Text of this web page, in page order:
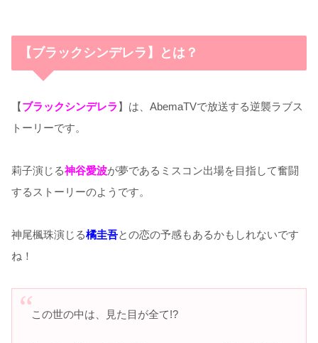
【ブラックシンデレラ】とは？
【ブラックシンデレラ】は、AbemaTVで放送する逆襲ラブス
トーリーです。
莉子演じる神谷愛波が夢であるミスコン出場を目指して奮闘
するストーリーのようです。
神尾楓珠演じる橘圭吾との恋の予感もあるかもしれないです
ね！
この世の中は、見た目が全て!?